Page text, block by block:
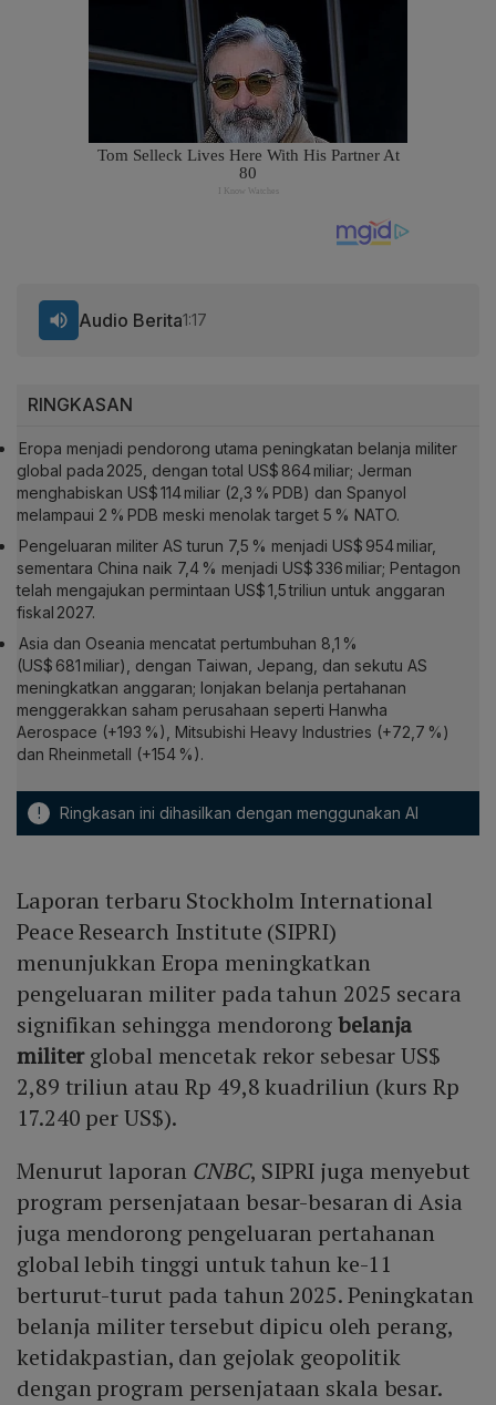
RINGKASAN
Eropa menjadi pendorong utama peningkatan belanja militer
global pada 2025, dengan total US$ 864 miliar; Jerman
menghabiskan US$ 114 miliar (2,3 % PDB) dan Spanyol
melampaui 2 % PDB meski menolak target 5 % NATO.
Pengeluaran militer AS turun 7,5 % menjadi US$ 954 miliar,
sementara China naik 7,4 % menjadi US$ 336 miliar; Pentagon
telah mengajukan permintaan US$ 1,5 triliun untuk anggaran
fiskal 2027.
Asia dan Oseania mencatat pertumbuhan 8,1 %
(US$ 681 miliar), dengan Taiwan, Jepang, dan sekutu AS
meningkatkan anggaran; lonjakan belanja pertahanan
menggerakkan saham perusahaan seperti Hanwha
Aerospace (+193 %), Mitsubishi Heavy Industries (+72,7 %)
dan Rheinmetall (+154 %).
! Ringkasan ini dihasilkan dengan menggunakan AI
Audio Berita1:17
Laporan terbaru Stockholm International
Peace Research Institute (SIPRI)
menunjukkan Eropa meningkatkan
pengeluaran militer pada tahun 2025 secara
signifikan sehingga mendorongbelanja
militerglobal mencetak rekor sebesar US$
2,89 triliun atau Rp 49,8 kuadriliun (kurs Rp
17.240 per US$).
Menurut laporan CNBC, SIPRI juga menyebut
program persenjataan besar-besaran di Asia
juga mendorong pengeluaran pertahanan
global lebih tinggi untuk tahun ke-11
berturut-turut pada tahun 2025. Peningkatan
belanja militer tersebut dipicu oleh perang,
ketidakpastian, dan gejolak geopolitik
dengan program persenjataan skala besar.